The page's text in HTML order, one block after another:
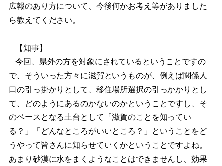
広報のあり方について、今後何かお考え等がありました
ら教えてください。
【知事】
今回、県外の方を対象にされているということですの
で、そういった方々に滋賀というものが、例えば関係人
口の引っ掛かりとして、移住場所選択の引っかかりとし
て、どのようにあるのかないのかということですし、そ
のベースとなる土台として「滋賀のことを知ってい
る？」「どんなところがいいところ？」ということをど
うやって皆さんに知らせていくかということですよね。
あまり砂漠に水をまくようなことはできませんし、効果